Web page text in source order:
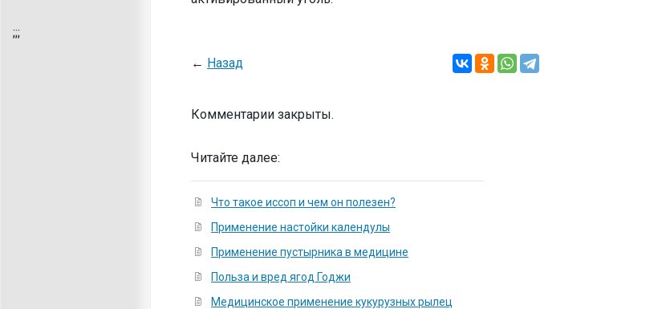
;;;
← Назад
Комментарии закрыты.
Читайте далее:
Что такое иссоп и чем он полезен?
Применение настойки календулы
Применение пустырника в медицине
Польза и вред ягод Годжи
Медицинское применение кукурузных рылец